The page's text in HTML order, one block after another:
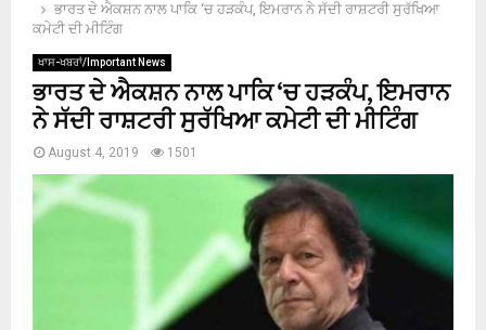
ਭਾਰਤ ਦੇ ਐਕਸ਼ਨ ਨਾਲ ਪਾਕਿ ‘ਚ ਹੜਕੰਪ, ਇਮਰਾਨ ਨੇ ਸੱਦੀ ਰਾਸ਼ਟਰੀ ਸੁਰੱਖਿਆ
ਕਮੇਟੀ ਦੀ ਮੀਟਿੰਗ
ਖਾਸ-ਖਬਰਾਂ/Important News
ਭਾਰਤ ਦੇ ਐਕਸ਼ਨ ਨਾਲ ਪਾਕਿ ‘ਚ ਹੜਕੰਪ, ਇਮਰਾਨ
ਨੇ ਸੱਦੀ ਰਾਸ਼ਟਰੀ ਸੁਰੱਖਿਆ ਕਮੇਟੀ ਦੀ ਮੀਟਿੰਗ
August 4, 2019 1501